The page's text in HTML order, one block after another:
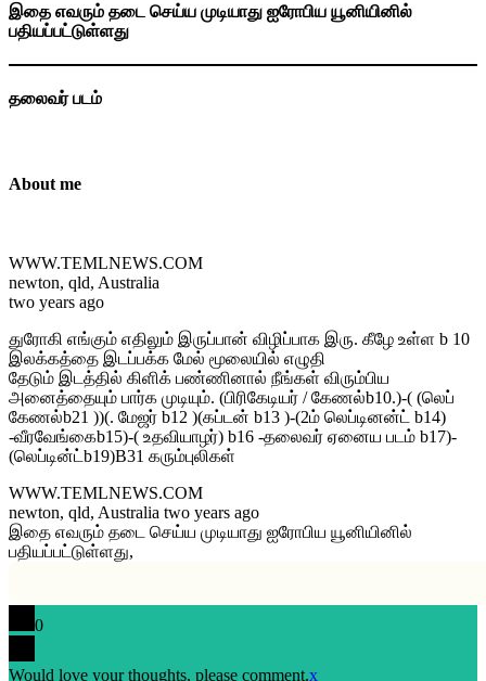
இதை எவரும் தடை செய்ய முடியாது ஐரோபிய யூனியினில்
பதியப்பட்டுள்ளது
தலைவர் படம்
About me
WWW.TEMLNEWS.COM
newton, qld, Australia
two years ago
துரோகி எங்கும் எதிலும் இருப்பான் விழிப்பாக இரு. கீழே உள்ள b 10
இலக்கத்தை இடப்பக்க மேல் மூலையில் எழுதி
தேடும் இடத்தில் கிளிக் பண்ணினால் நீங்கள் விரும்பிய
அனைத்தையும் பார்க முடியும். (பிரிகேடியர் / கேணல்b10.)-( (லெப்
கேணல்b21 ))(. மேஜர் b12 )(கப்டன் b13 )-(2ம் லெப்டினன்ட் b14)
-வீரவேங்கைb15)-( உதவியாழர்) b16 -தலைவர் ஏனைய படம் b17)-
(லெப்டின்ட்b19)B31 கரும்புலிகள்
WWW.TEMLNEWS.COM
newton, qld, Australia two years ago
இதை எவரும் தடை செய்ய முடியாது ஐரோபிய யூனியினில்
பதியப்பட்டுள்ளது,
0
Would love your thoughts, please comment.x